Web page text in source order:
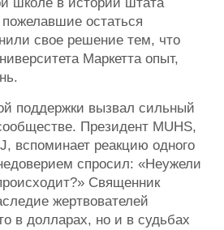
школе в истории штата
остаться
свое решение тем, что
Маркетта опыт,
поддержки вызвал сильный
Президент MUHS,
вспоминает реакцию одного
спросил: «Неужели
Священник
жертвователей
в долларах, но и в судьбах